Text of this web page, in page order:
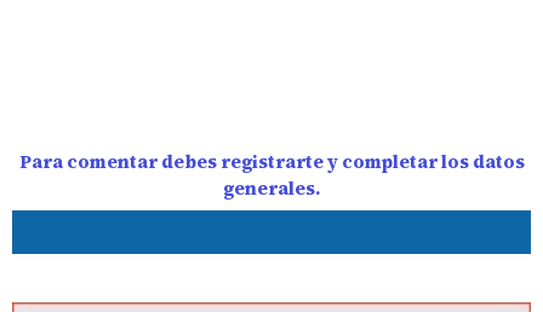
Para comentar debes registrarte y completar los datos
generales.